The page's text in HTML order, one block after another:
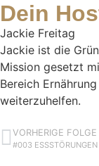
Dein
Jackie Freitag
Jackie ist die
Mission gesetzt
Bereich
weiterzuhelfen.
VORHERIGE FOLGE